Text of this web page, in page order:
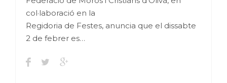
col·laboració en la
Regidoria de Festes, anuncia que el dissabte
2 de febrer es…